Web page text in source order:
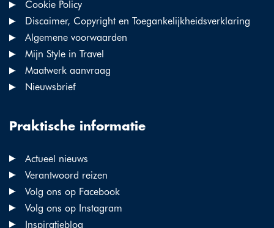
Cookie Policy
Discaimer, Copyright en Toegankelijkheidsverklaring
Algemene voorwaarden
Mijn Style in Travel
Maatwerk aanvraag
Nieuwsbrief
Praktische informatie
Actueel nieuws
Verantwoord reizen
Volg ons op Facebook
Volg ons op Instagram
Inspiratieblog